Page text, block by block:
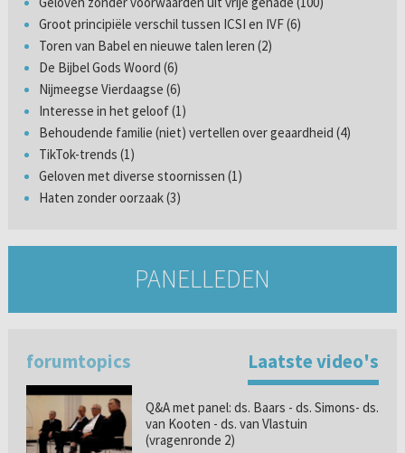
Groot principiële verschil tussen ICSI en IVF (6)
Toren van Babel en nieuwe talen leren (2)
De Bijbel Gods Woord (6)
Nijmeegse Vierdaagse (6)
Interesse in het geloof (1)
Behoudende familie (niet) vertellen over geaardheid (4)
TikTok-trends (1)
Geloven met diverse stoornissen (1)
Haten zonder oorzaak (3)
PANELLEDEN
forumtopics Laatste video's
Q&A met panel: ds. Baars - ds. Simons- ds.
van Kooten - ds. van Vlastuin
(vragenronde 2)